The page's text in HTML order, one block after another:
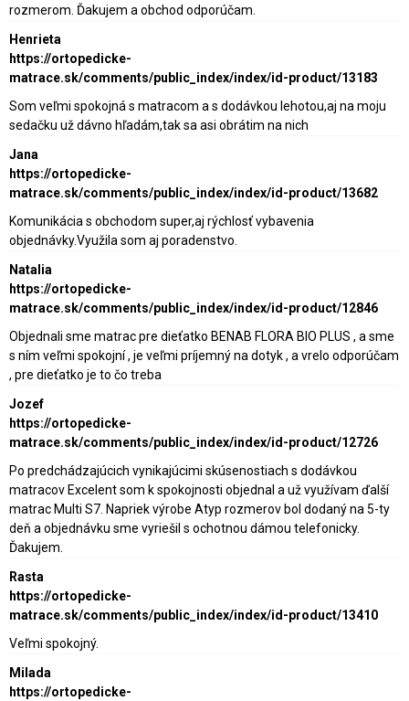
rozmerom. Ďakujem a obchod odporúčam.
Henrieta
https://ortopedicke-
matrace.sk/comments/public_index/index/id-product/13183
Som veľmi spokojná s matracom a s dodávkou lehotou,aj na moju
sedačku už dávno hľadám,tak sa asi obrátim na nich
Jana
https://ortopedicke-
matrace.sk/comments/public_index/index/id-product/13682
Komunikácia s obchodom super,aj rýchlosť vybavenia
objednávky.Využila som aj poradenstvo.
Natalia
https://ortopedicke-
matrace.sk/comments/public_index/index/id-product/12846
Objednali sme matrac pre dieťatko BENAB FLORA BIO PLUS , a sme
s ním veľmi spokojní , je veľmi príjemný na dotyk , a vrelo odporúčam
, pre dieťatko je to čo treba
Jozef
https://ortopedicke-
matrace.sk/comments/public_index/index/id-product/12726
Po predchádzajúcich vynikajúcimi skúsenostiach s dodávkou
matracov Excelent som k spokojnosti objednal a už využívam ďalší
matrac Multi S7. Napriek výrobe Atyp rozmerov bol dodaný na 5-ty
deň a objednávku sme vyriešil s ochotnou dámou telefonicky.
Ďakujem.
Rasta
https://ortopedicke-
matrace.sk/comments/public_index/index/id-product/13410
Veľmi spokojný.
Milada
https://ortopedicke-